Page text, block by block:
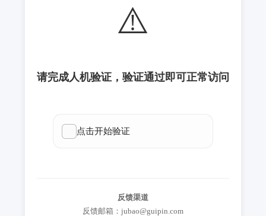
⚠️
请完成人机验证，验证通过即可正常访问
反馈渠道
反馈邮箱：jubao@guipin.com